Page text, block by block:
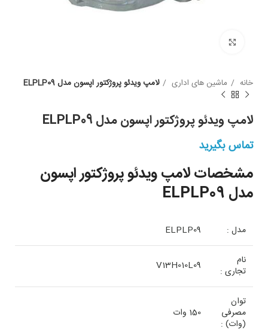
خانه ماشین های اداری لامپ ویدئو پروژکتور اپسون مدل ELPLP09
لامپ ویدئو پروژکتور اپسون مدل ELPLP09
تماس بگیرید
مشخصات لامپ ویدئو پروژکتور اپسون
مدل ELPLP09
مدل : ELPLP09
نام
تجاری : V13H010L09
توان
مصرفی
(وات) :
150 وات